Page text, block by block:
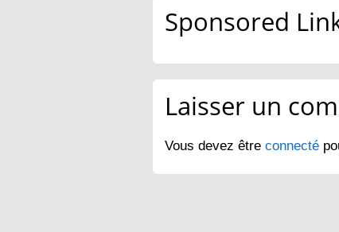
Sponsored
Laisser un
Vous devez être connecté